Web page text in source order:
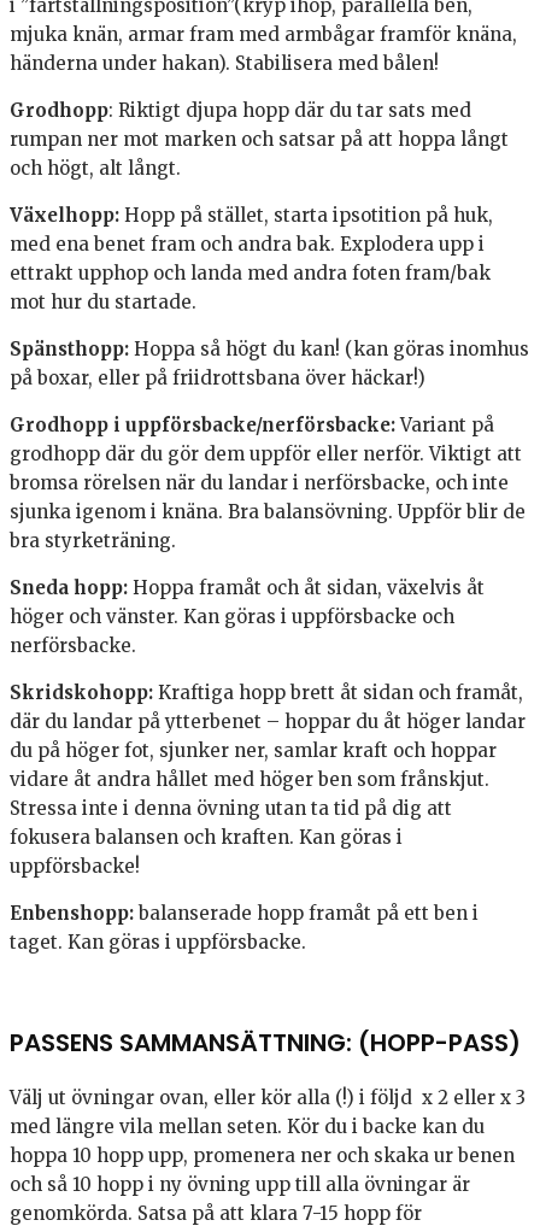
i ”fartställningsposition”(kryp ihop, parallella ben,
mjuka knän, armar fram med armbågar framför knäna,
händerna under hakan). Stabilisera med bålen!
Grodhopp: Riktigt djupa hopp där du tar sats med
rumpan ner mot marken och satsar på att hoppa långt
och högt, alt långt.
Växelhopp: Hopp på stället, starta ipsotition på huk,
med ena benet fram och andra bak. Explodera upp i
ettrakt upphop och landa med andra foten fram/bak
mot hur du startade.
Spänsthopp: Hoppa så högt du kan! (kan göras inomhus
på boxar, eller på friidrottsbana över häckar!)
Grodhopp i uppförsbacke/nerförsbacke:Variant på
grodhopp där du gör dem uppför eller nerför. Viktigt att
bromsa rörelsen när du landar i nerförsbacke, och inte
sjunka igenom i knäna. Bra balansövning. Uppför blir de
bra styrketräning.
Sneda hopp: Hoppa framåt och åt sidan, växelvis åt
höger och vänster. Kan göras i uppförsbacke och
nerförsbacke.
Skridskohopp: Kraftiga hopp brett åt sidan och framåt,
där du landar på ytterbenet – hoppar du åt höger landar
du på höger fot, sjunker ner, samlar kraft och hoppar
vidare åt andra hållet med höger ben som frånskjut.
Stressa inte i denna övning utan ta tid på dig att
fokusera balansen och kraften. Kan göras i
uppförsbacke!
Enbenshopp:balanserade hopp framåt på ett ben i
taget. Kan göras i uppförsbacke.
PASSENS SAMMANSÄTTNING: (HOPP-PASS)
Välj ut övningar ovan, eller kör alla (!) i följd x 2 eller x 3
med längre vila mellan seten. Kör du i backe kan du
hoppa 10 hopp upp, promenera ner och skaka ur benen
och så 10 hopp i ny övning upp till alla övningar är
genomkörda. Satsa på att klara 7-15 hopp för